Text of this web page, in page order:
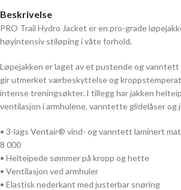
Beskrivelse
PRO Trail Hydro Jacket er en pro-grade
høyintensiv stiløping i våte forhold.
Løpejakken er laget av et pustende og
gir utmerket værbeskyttelse og
intense treningsøkter. I tillegg har jakken
ventilasjon i armhulene, vanntette glidelåser og
• 3-lags Ventair® vind- og vanntett laminert
8 000
• Helteipede sømmer på kropp og hette
• Ventilasjon ved armhuler
• Elastisk nederkant med justerbar snøring